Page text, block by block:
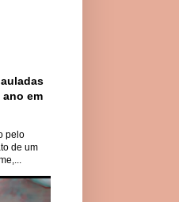
em
pelo
de um